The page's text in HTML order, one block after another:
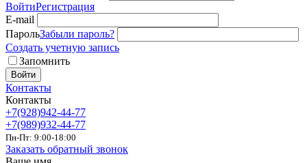
ВойтиРегистрация
E-mail
ПарольЗабыли пароль?
Создать учетную запись
Запомнить
Войти
Контакты
Контакты
+7(928)942-44-77
+7(989)932-44-77
Пн-Пт: 9:00-18:00
Заказать обратный звонок